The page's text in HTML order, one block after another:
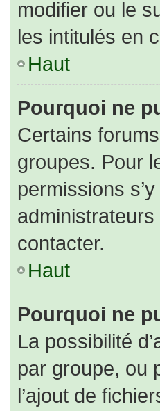
modifier ou le
les intitulés en
Haut
Pourquoi ne
Certains
groupes. Pour
permissions
contacter.
Haut
Pourquoi ne
La possibilité
par groupe, ou
l’ajout de